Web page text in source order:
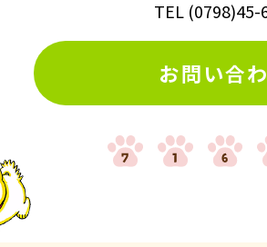
TEL (0798)45-
お問い合